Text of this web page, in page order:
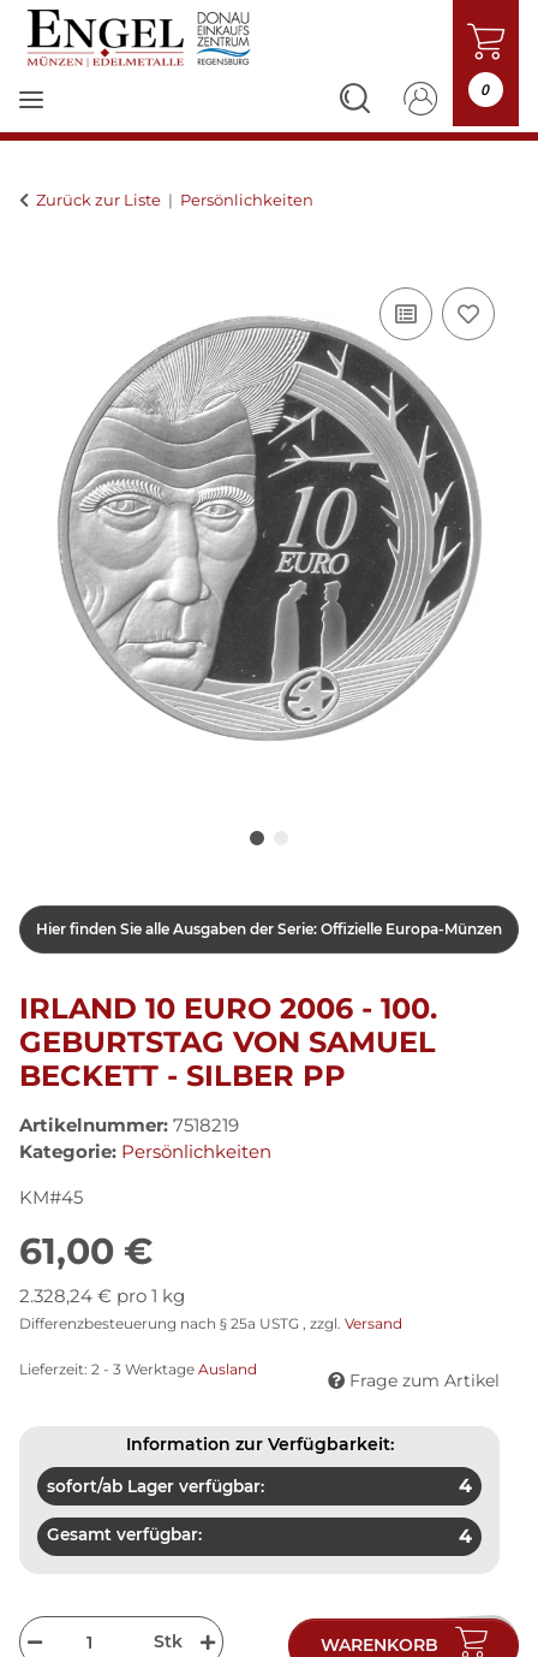
0
Zurück zur Liste Persönlichkeiten
Hier finden Sie alle Ausgaben der Serie: Offizielle Europa-Münzen
IRLAND 10 EURO 2006 - 100.
GEBURTSTAG VON SAMUEL
BECKETT - SILBER PP
Artikelnummer: 7518219
Kategorie: Persönlichkeiten
KM#45
61,00 €
2.328,24 € pro 1 kg
Differenzbesteuerung nach § 25a USTG , zzgl. Versand
Lieferzeit: 2 - 3 Werktage Ausland
Frage zum Artikel
Information zur Verfügbarkeit:
sofort/ab Lager verfügbar: 4
Gesamt verfügbar: 4
Stk WARENKORB